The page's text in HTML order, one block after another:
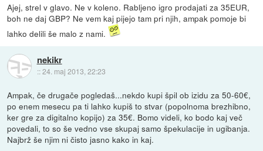
Ajej, strel v glavo. Ne v koleno. Rabljeno igro prodajati za 35EUR,
boh ne daj GBP? Ne vem kaj pijejo tam pri njih, ampak pomoje bi
lahko delili še malo z nami.
nekikr
::24. maj 2013, 22:23
Ampak, če drugače pogledaš...nekdo kupi špil ob izidu za 50-60€,
po enem mesecu pa ti lahko kupiš to stvar (popolnoma brezhibno,
ker gre za digitalno kopijo) za 35€. Bomo videli, ko bodo kaj več
povedali, to so še vedno vse skupaj samo špekulacije in ugibanja.
Najbrž še njim ni čisto jasno kako in kaj.